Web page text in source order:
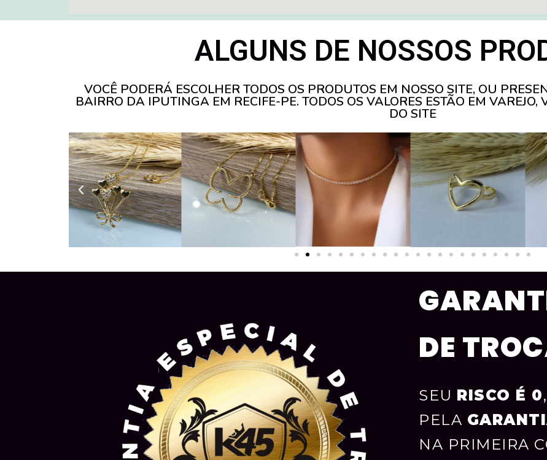
ALGUNS DE NOSSOS
VOCÊ PODERÁ ESCOLHER TODOS OS PRODUTOS EM NOSSO SITE, OU
BAIRRO DA IPUTINGA EM RECIFE-PE. TODOS OS VALORES ESTÃO EM
DO SITE
DE
SEU RISCO É 0
PELA
NA PRIMEIRA